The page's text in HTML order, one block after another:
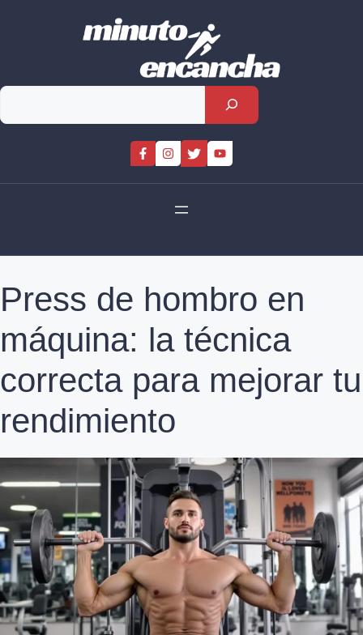
Rechercher
Press de hombro en
máquina: la técnica
correcta para mejorar tu
rendimiento